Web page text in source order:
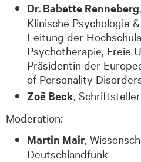
Dr. Babette Renneberg
Klinische Psychologie
Leitung der
Psychotherapie, Freie
Präsidentin der
of Personality
Zoë Beck,
Moderation:
Martin Mair,
Deutschlandfunk